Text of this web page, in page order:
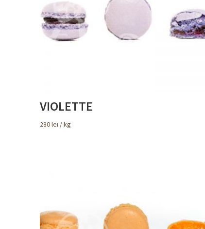
VIOLETTE
280lei / kg